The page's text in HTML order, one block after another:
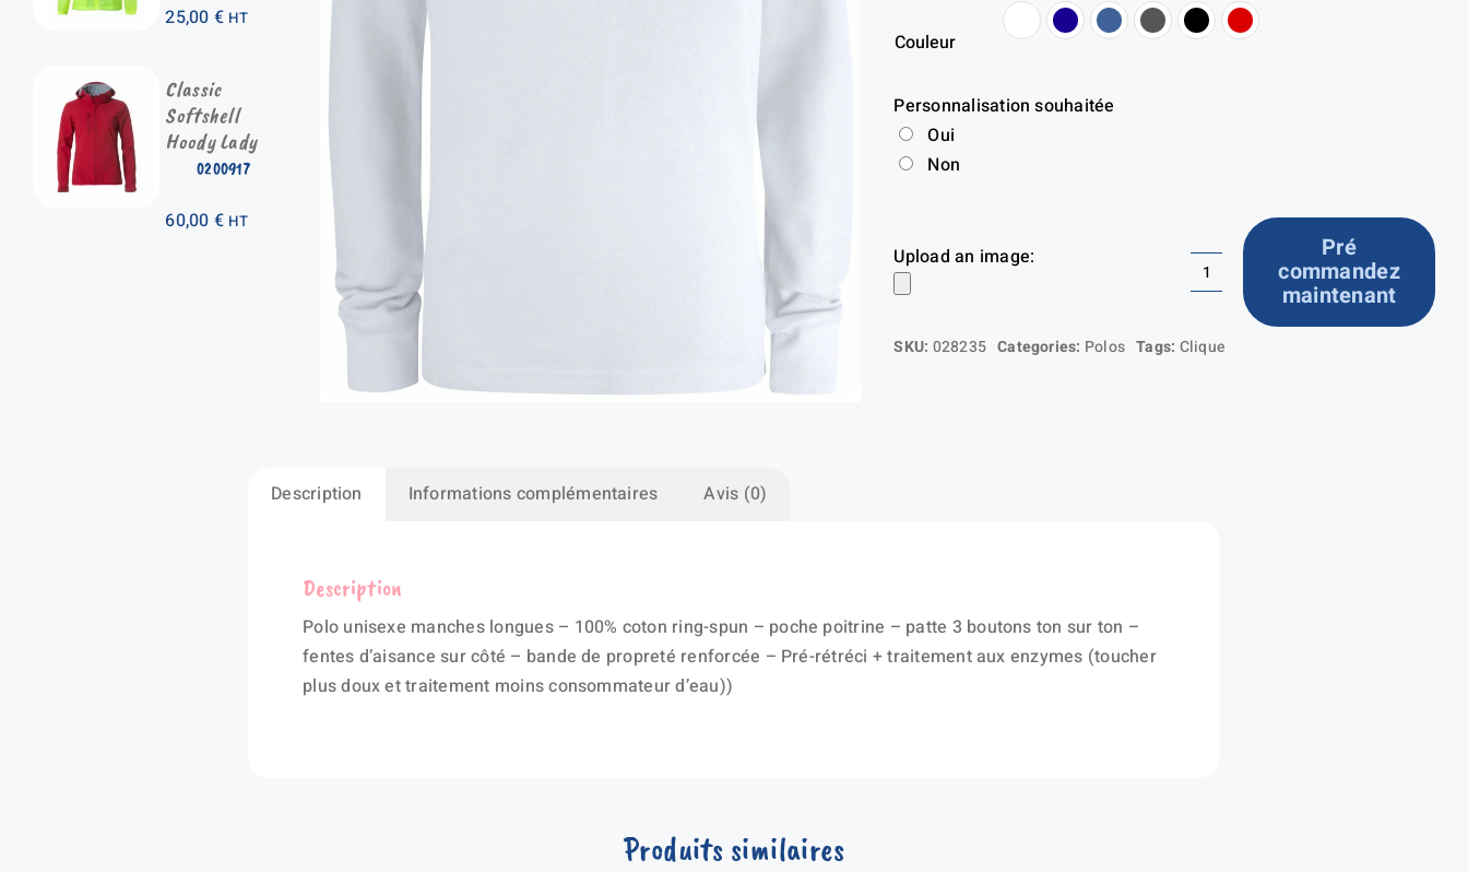
25,00 € HT
0200917
Classic
Softshell
Hoody Lady
60,00 € HT
Couleur
Personnalisation souhaitée
Oui
Non
Upload an image:
quantité
Basic
Pré
commandez
maintenant
SKU: 028235 Categories: Polos Tags: Clique
Description Informations complémentaires Avis (0)
Description
Polo unisexe manches longues – 100% coton ring-spun – poche poitrine – patte 3 boutons ton sur ton –
fentes d’aisance sur côté – bande de propreté renforcée – Pré-rétréci + traitement aux enzymes (toucher
plus doux et traitement moins consommateur d’eau))
Produits similaires